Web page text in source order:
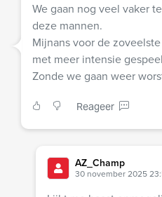
We gaan nog veel vaker
deze mannen.
Mijnans voor de
met meer intensie
Zonde we gaan weer
Reageer
AZ_Champ
30 november 2025